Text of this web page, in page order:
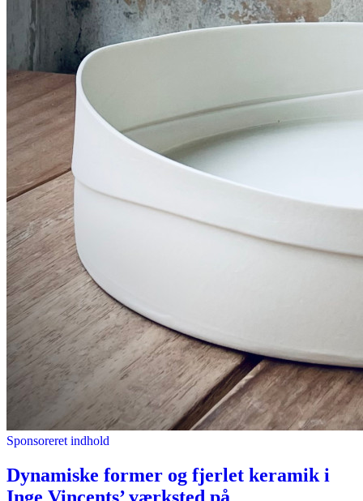
Sponsoreret indhold
Dynamiske former og fjerlet keramik i
Inge Vincents’ værksted på